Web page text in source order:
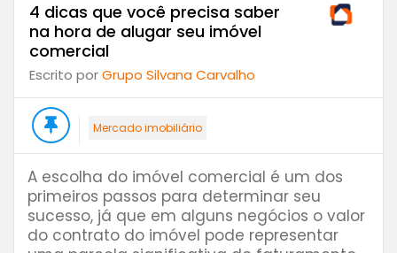
4 dicas que você precisa saber
na hora de alugar seu imóvel
comercial
Escrito porGrupo Silvana Carvalho
Mercado imobiliário
A escolha do imóvel comercial é um dos
primeiros passos para determinar seu
sucesso, já que em alguns negócios o valor
do contrato do imóvel pode representar